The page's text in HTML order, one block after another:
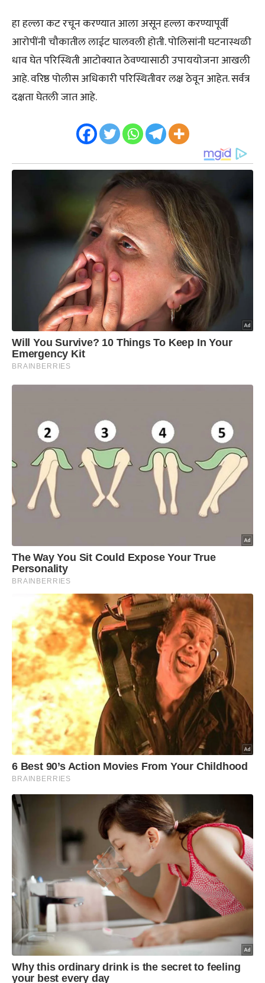
हा हल्ला कट रचून करण्यात आला असून हल्ला करण्यापूर्वी
आरोपींनी चौकातील लाईट घालवली होती. पोलिसांनी घटनास्थळी
धाव घेत परिस्थिती आटोक्यात ठेवण्यासाठी उपाययोजना आखली
आहे. वरिष्ठ पोलीस अधिकारी परिस्थितीवर लक्ष ठेवून आहेत. सर्वत्र
दक्षता घेतली जात आहे.